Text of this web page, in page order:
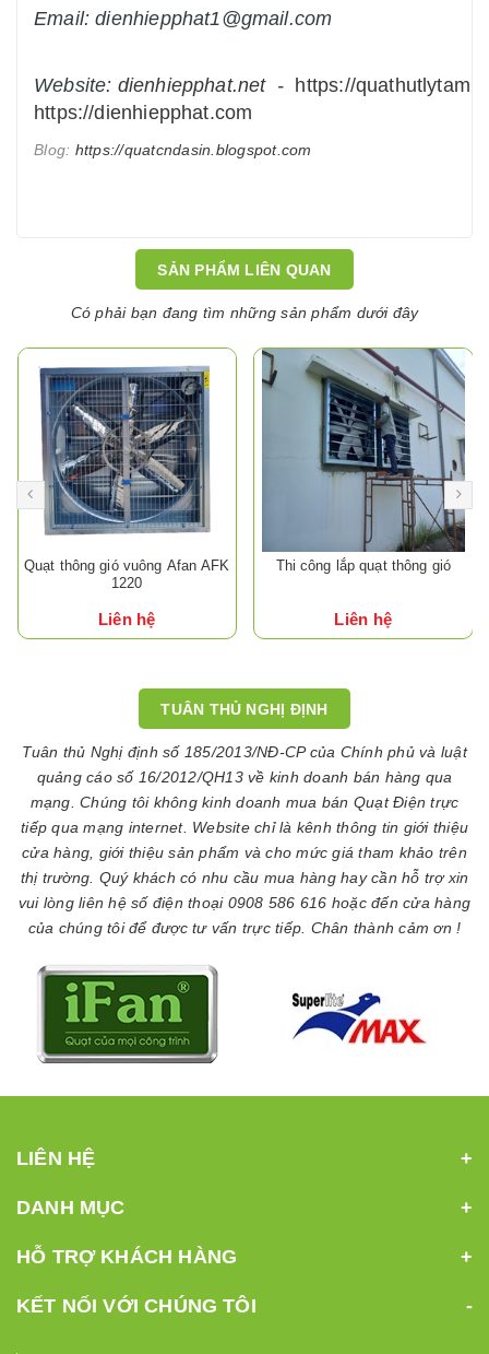
Email: dienhiepphat1@gmail.com
Website: dienhiepphat.net - https://
https://dienhiepphat.com
Blog: https://quatcndasin.blogspot.com
SẢN PHẨM LIÊN QUAN
Có phải bạn đang tìm những sản phẩm dưới đây
Quạt thông gió vuông Afan AFK
1220
Liên hệ
Thi công lắp quạt thông gió
Liên hệ
TUÂN THỦ NGHỊ ĐỊNH
Tuân thủ Nghị định số 185/2013/NĐ-CP của Chính phủ và luật
quảng cáo số 16/2012/QH13 về kinh doanh bán hàng qua
mạng. Chúng tôi không kinh doanh mua bán Quạt Điện trực
tiếp qua mạng internet. Website chỉ là kênh thông tin giới thiệu
cửa hàng, giới thiệu sản phẩm và cho mức giá tham khảo trên
thị trường. Quý khách có nhu cầu mua hàng hay cần hỗ trợ xin
vui lòng liên hệ số điện thoại 0908 586 616 hoặc đến cửa hàng
của chúng tôi để được tư vấn trực tiếp. Chân thành cảm ơn !
LIÊN HỆ
DANH MỤC
HỖ TRỢ KHÁCH HÀNG
KẾT NỐI VỚI CHÚNG TÔI